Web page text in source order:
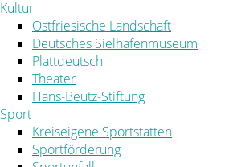
Kultur
Ostfriesische Landschaft
Deutsches Sielhafenmuseum
Plattdeutsch
Theater
Hans-Beutz-Stiftung
Sport
Kreiseigene Sportstätten
Sportförderung